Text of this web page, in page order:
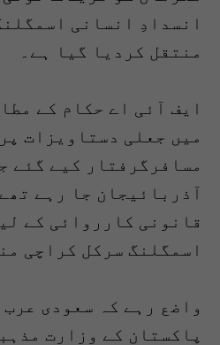
انسدادِ انسانی
منتقل کردیا گیا ہے۔
ایف آئی اے حکام کے
مسافرگرفتار کیے گئے
آذربائیجان جا رہے
قانونی کارروائی کے
اسمگلنگ سرکل کراچی
واضع رہے کہ سعودی
پاکستان کے وزارت